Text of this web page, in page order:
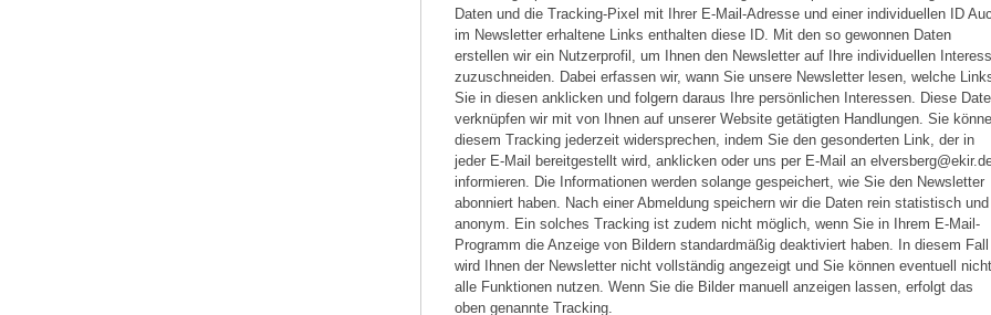
Daten und die Tracking-Pixel mit Ihrer E-Mail-Adresse und einer individuellen ID
im Newsletter erhaltene Links enthalten diese ID. Mit den so gewonnen Daten
erstellen wir ein Nutzerprofil, um Ihnen den Newsletter auf Ihre individuellen
zuzuschneiden. Dabei erfassen wir, wann Sie unsere Newsletter lesen, welche
Sie in diesen anklicken und folgern daraus Ihre persönlichen Interessen. Diese
verknüpfen wir mit von Ihnen auf unserer Website getätigten Handlungen. Sie
diesem Tracking jederzeit widersprechen, indem Sie den gesonderten Link, der in
jeder E-Mail bereitgestellt wird, anklicken oder uns per E-Mail an
informieren. Die Informationen werden solange gespeichert, wie Sie den Newsletter
abonniert haben. Nach einer Abmeldung speichern wir die Daten rein statistisch und
anonym. Ein solches Tracking ist zudem nicht möglich, wenn Sie in Ihrem E-Mail-
Programm die Anzeige von Bildern standardmäßig deaktiviert haben. In diesem Fall
wird Ihnen der Newsletter nicht vollständig angezeigt und Sie können eventuell nicht
alle Funktionen nutzen. Wenn Sie die Bilder manuell anzeigen lassen, erfolgt das
oben genannte Tracking.